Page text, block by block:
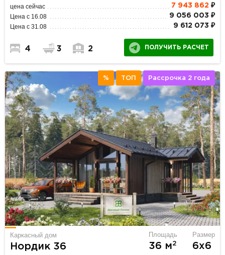
цена сейчас 7 943 862 ₽
Цена с 16.08 9 056 003 ₽
Цена с 31.08 9 612 073 ₽
4 3 2 ПОЛУЧИТЬ РАСЧЕТ
% ТОП Рассрочка 2 года
Каркасный дом
Нордик 36
Площадь
36 м2
Размер
6х6